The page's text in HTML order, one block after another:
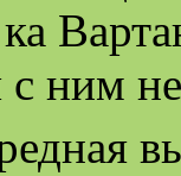
ним